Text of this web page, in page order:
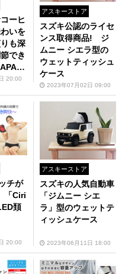
ーヒ
いを
も深
でき
豆焙
20:00
アスキーストア
スズキ公認のライセ
ンス取得商品! ジ
ムニー シエラ型の
ウェットティッシュ
ケース
2023年07月02日 09:00
チが
「Ciri
頚
20:00
アスキーストア
スズキの人気自動車
「ジムニー シエ
ラ」型のウェットテ
ィッシュケース
2023年06月11日 18:00